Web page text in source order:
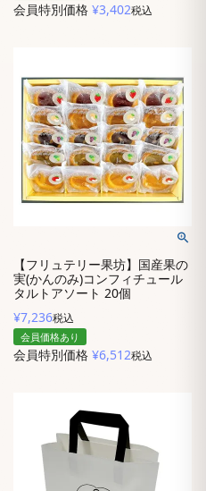
会員特別価格 ¥3,402税込
【フリュテリー果坊】国産果の
実(かんのみ)コンフィチュール
タルトアソート 20個
¥7,236税込
会員価格あり
会員特別価格 ¥6,512税込